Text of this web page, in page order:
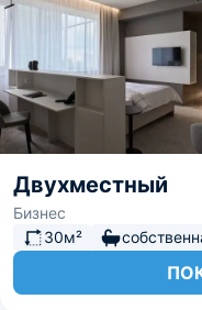
Двухместный
Бизнес
30м²